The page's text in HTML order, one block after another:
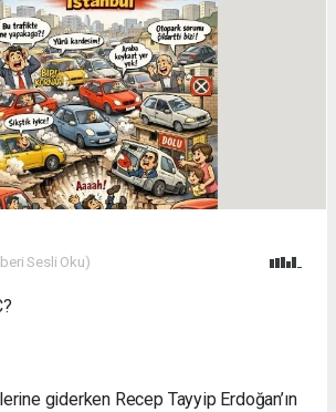
Sesli Oku)
giderken Recep Tayyip Erdoğan’ın